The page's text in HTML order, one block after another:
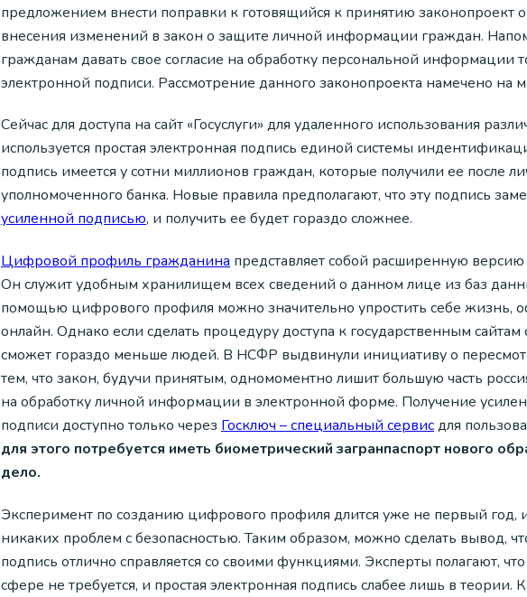
предложением внести поправки к готовящийся к принятию законопроект
внесения изменений в закон о защите личной информации граждан.
гражданам давать свое согласие на обработку персональной информации
электронной подписи. Рассмотрение данного законопроекта намечено на
Сейчас для доступа на сайт «Госуслуги» для удаленного использования
используется простая электронная подпись единой системы
подпись имеется у сотни миллионов граждан, которые получили ее после
уполномоченного банка. Новые правила предполагают, что эту подпись
усиленной подписью, и получить ее будет гораздо сложнее.
Цифровой профиль гражданина представляет собой расширенную версию
Он служит удобным хранилищем всех сведений о данном лице из баз
помощью цифрового профиля можно значительно упростить себе жизнь,
онлайн. Однако если сделать процедуру доступа к государственным сайтам
сможет гораздо меньше людей. В НСФР выдвинули инициативу о
тем, что закон, будучи принятым, одномоментно лишит большую часть
на обработку личной информации в электронной форме. Получение
подписи доступно только через Госключ – специальный сервисдля
для этого потребуется иметь биометрический загранпаспорт нового
дело.
Эксперимент по созданию цифрового профиля длится уже не первый год,
никаких проблем с безопасностью. Таким образом, можно сделать вывод,
подпись отлично справляется со своими функциями. Эксперты полагают,
сфере не требуется, и простая электронная подпись слабее лишь в